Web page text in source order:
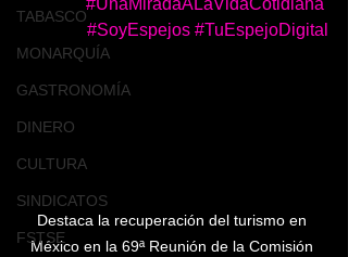
TABASCO
MONARQUÍA
GASTRONOMÍA
DINERO
CULTURA
SINDICATOS
FSTSE
#UnaMiradaALaVidaCotidiana
#SoyEspejos #TuEspejoDigital
Destaca la recuperación del turismo en
México en la 69ª Reunión de la Comisión